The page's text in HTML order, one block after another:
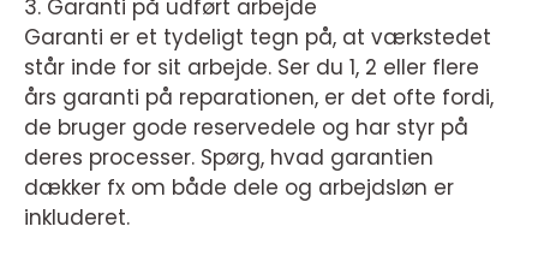
3. Garanti på udført arbejde
Garanti er et tydeligt tegn på, at værkstedet
står inde for sit arbejde. Ser du 1, 2 eller flere
års garanti på reparationen, er det ofte fordi,
de bruger gode reservedele og har styr på
deres processer. Spørg, hvad garantien
dækker fx om både dele og arbejdsløn er
inkluderet.